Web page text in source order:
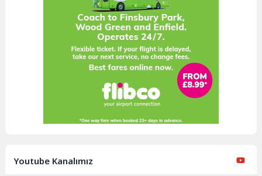
Youtube Kanalımız